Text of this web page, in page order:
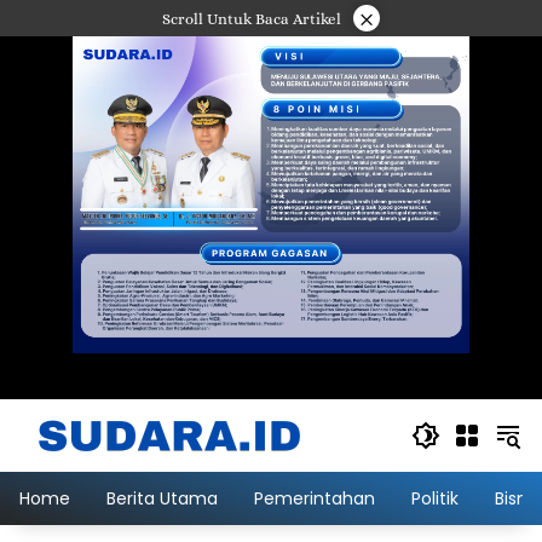
ke
Scroll Untuk Baca Artikel ×
Home Berita Utama Pemerintahan Politik